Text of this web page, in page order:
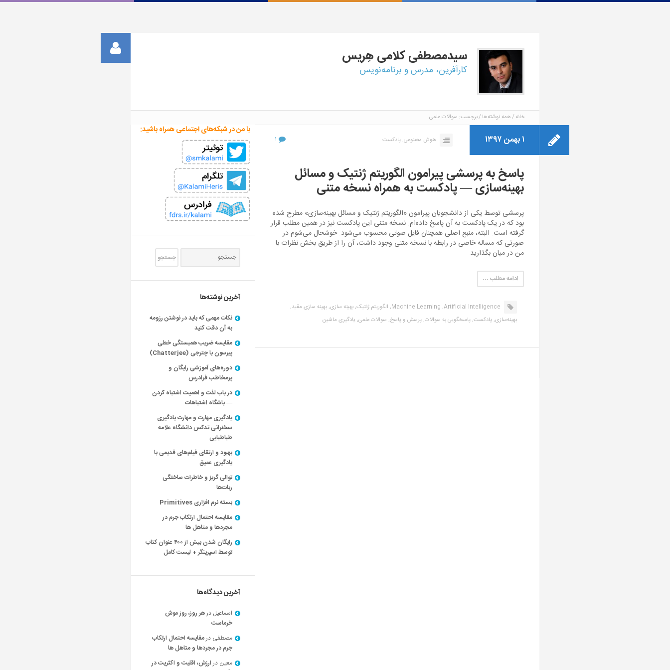
سیدمصطفیکلامی هِریس
کارآفرین، مدرس و برنامه‌نویس
خانه همه نوشته‌ها برچسب: سوالات علمی
۱ بهمن ۱۳۹۷ هوش مصنوعی,پادکست ۱
پاسخ به پرسشی پیرامون الگوریتم ژنتیک و مسائل
بهینه‌سازی — پادکست به همراه نسخه متنی
پرسشی توسط یکی از دانشجویان پیرامون «الگوریتم ژنتیک و مسائل بهینه‌سازی» مطرح شده
بود که در یک پادکست به آن پاسخ داده‌ام. نسخه متنی این پادکست نیز در همین مطلب قرار
گرفته است. البته، منبع اصلی همچنان فایل صوتی محسوب می‌شود. خوشحال می‌شوم در
صورتی که مساله خاصی در رابطه با نسخه متنی وجود داشت، آن را از طریق بخش نظرات با
من در میان بگذارید.
ادامه مطلب …
Artificial Intelligence,
Machine Learning, الگوریتم ژنتیک,بهینه سازی,بهینه سازی مقید,
بهینه‌سازی,پادکست,پاسخگویی به سوالات,پرسش و پاسخ, سوالات علمی, یادگیری ماشین
با من در شبکه‌های اجتماعی همراه باشید:
آخرین نوشته‌ها
نکات مهمی که باید در نوشتن رزومه
به آن دقت کنید
مقایسه ضریب همبستگی خطی
پیرسون با چترجی (Chatterjee)
دوره‌های آموزشی رایگان و
پرمخاطب فرادرس
در باب لذت و اهمیت اشتباه کردن
— باشگاه اشتباهات
یادگیری مهارت و مهارت یادگیری —
سخنرانی تدکس دانشگاه علامه
طباطبایی
بهبود و ارتقای فیلم‌های قدیمی با
یادگیری عمیق
توالی گریز و خاطرات ساختگی
ربات‌ها
بسته نرم افزاری Primitives
مقایسه احتمال ارتکاب جرم در
مجردها و متاهل ها
رایگان شدن بیش از ۴۰۰ عنوان کتاب
توسط اسپرینگر + لیست کامل
آخرین دیدگاه‌ها
اسماعیل درهر روز، روز موش
خرماست
مصطفی درمقایسه احتمال ارتکاب
جرم در مجردها و متاهل ها
معین درارزش، اقلیت و اکثریت در